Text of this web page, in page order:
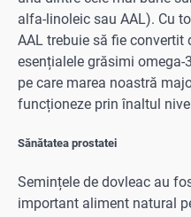
alfa-linoleic sau AAL). Cu
AAL trebuie să fie
esențialele grăsimi omega-
pe care marea noastră
funcționeze prin înaltul
Sănătatea prostatei
Semințele de dovleac au
important aliment natural